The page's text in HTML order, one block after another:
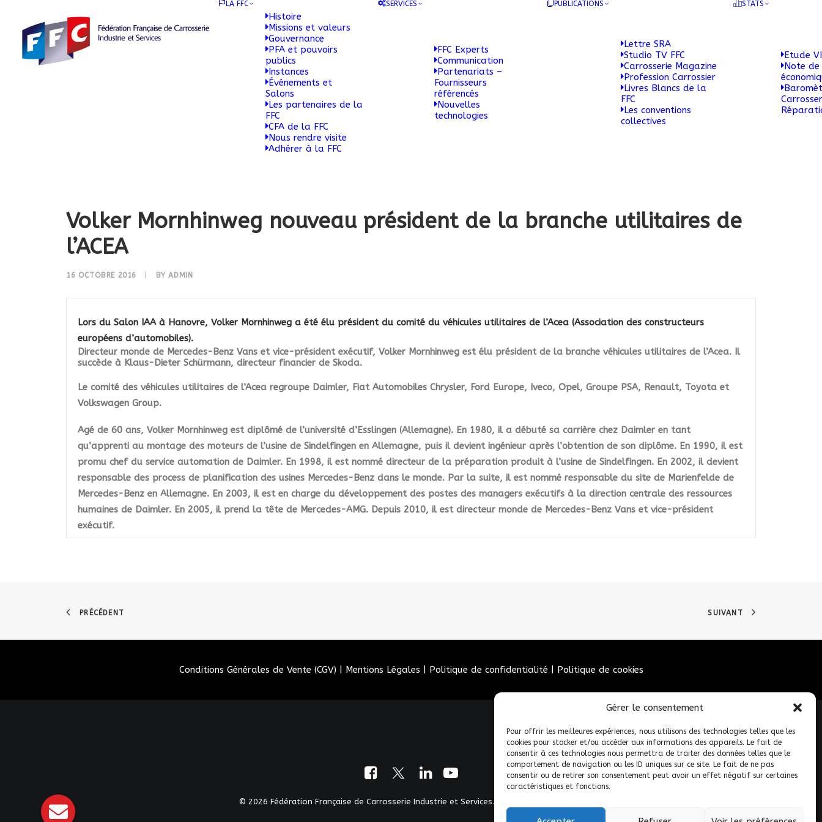
Gérer le consentement
Pour offrir les meilleures expériences, nous utilisons des technologies telles que les
cookies pour stocker et/ou accéder aux informations des appareils. Le fait de
consentir à ces technologies nous permettra de traiter des données telles que le
comportement de navigation ou les ID uniques sur ce site. Le fait de ne pas
consentir ou de retirer son consentement peut avoir un effet négatif sur certaines
caractéristiques et fonctions.
LA FFC
Histoire
Missions et valeurs
Gouvernance
PFA et pouvoirs
publics
Instances
Événements et
Salons
Les partenaires de la
FFC
CFA de la FFC
Nous rendre visite
Adhérer à la FFC
SERVICES
FFC Experts
Communication
Partenariats –
Fournisseurs
référencés
Nouvelles
technologies
PUBLICATIONS
Lettre SRA
Studio TV FFC
Carrosserie Magazine
Profession Carrossier
Livres Blancs de la
FFC
Les conventions
collectives
STATS
Etude
Note de
Volker Mornhinweg nouveau président de la branche utilitaires de
l’ACEA
16 OCTOBRE 2016 BYADMIN
Lors du Salon IAA à Hanovre, Volker Mornhinweg a été élu président du comité du véhicules utilitaires de l’Acea (Association des constructeurs
européens d’automobiles).
Directeur monde de Mercedes-Benz Vans et vice-président exécutif, Volker Mornhinweg est élu président de la branche véhicules utilitaires de l’Acea. Il
succède à Klaus-Dieter Schürmann, directeur financier de Skoda.
Le comité des véhicules utilitaires de l’Acea regroupe Daimler, Fiat Automobiles Chrysler, Ford Europe, Iveco, Opel, Groupe PSA, Renault, Toyota et
Volkswagen Group.
Agé de 60 ans, Volker Mornhinweg est diplômé de l’université d’Esslingen (Allemagne). En 1980, il a débuté sa carrière chez Daimler en tant
qu’apprenti au montage des moteurs de l’usine de Sindelfingen en Allemagne, puis il devient ingénieur après l’obtention de son diplôme. En 1990, il est
promu chef du service automation de Daimler. En 1998, il est nommé directeur de la préparation produit à l’usine de Sindelfingen. En 2002, il devient
responsable des process de planification des usines Mercedes-Benz dans le monde. Par la suite, il est nommé responsable du site de Marienfelde de
Mercedes-Benz en Allemagne. En 2003, il est en charge du développement des postes des managers exécutifs à la direction centrale des ressources
humaines de Daimler. En 2005, il prend la tête de Mercedes-AMG. Depuis 2010, il est directeur monde de Mercedes-Benz Vans et vice-président
exécutif.
PRÉCÉDENT SUIVANT
Conditions Générales de Vente (CGV) Mentions Légales Politique de confidentialité Politique de cookies
© 2026 Fédération Française de Carrosserie Industrie et Services. | Tous droits réservés.